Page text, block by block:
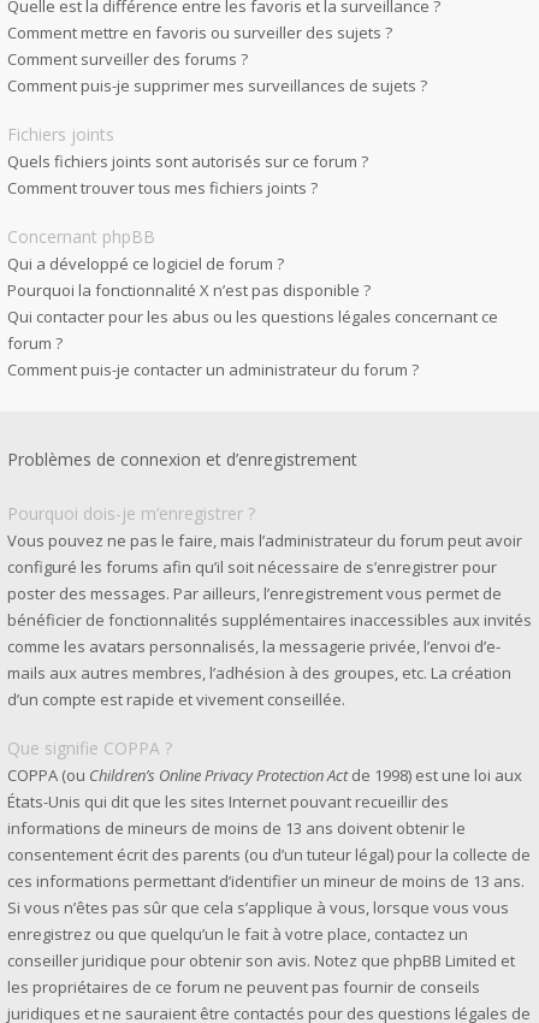
Quelle est la différence entre les favoris et la surveillance ?
Comment mettre en favoris ou surveiller des sujets ?
Comment surveiller des forums ?
Comment puis-je supprimer mes surveillances de sujets ?
Fichiers joints
Quels fichiers joints sont autorisés sur ce forum ?
Comment trouver tous mes fichiers joints ?
Concernant phpBB
Qui a développé ce logiciel de forum ?
Pourquoi la fonctionnalité X n’est pas disponible ?
Qui contacter pour les abus ou les questions légales concernant ce
forum ?
Comment puis-je contacter un administrateur du forum ?
Problèmes de connexion et d’enregistrement
Pourquoi dois-je m’enregistrer ?
Vous pouvez ne pas le faire, mais l’administrateur du forum peut avoir
configuré les forums afin qu’il soit nécessaire de s’enregistrer pour
poster des messages. Par ailleurs, l’enregistrement vous permet de
bénéficier de fonctionnalités supplémentaires inaccessibles aux invités
comme les avatars personnalisés, la messagerie privée, l’envoi d’e-
mails aux autres membres, l’adhésion à des groupes, etc. La création
d’un compte est rapide et vivement conseillée.
Que signifie COPPA ?
COPPA (ou Children’s Online Privacy Protection Actde 1998) est une loi aux
États-Unis qui dit que les sites Internet pouvant recueillir des
informations de mineurs de moins de 13 ans doivent obtenir le
consentement écrit des parents (ou d’un tuteur légal) pour la collecte de
ces informations permettant d’identifier un mineur de moins de 13 ans.
Si vous n’êtes pas sûr que cela s’applique à vous, lorsque vous vous
enregistrez ou que quelqu’un le fait à votre place, contactez un
conseiller juridique pour obtenir son avis. Notez que phpBB Limited et
les propriétaires de ce forum ne peuvent pas fournir de conseils
juridiques et ne sauraient être contactés pour des questions légales de